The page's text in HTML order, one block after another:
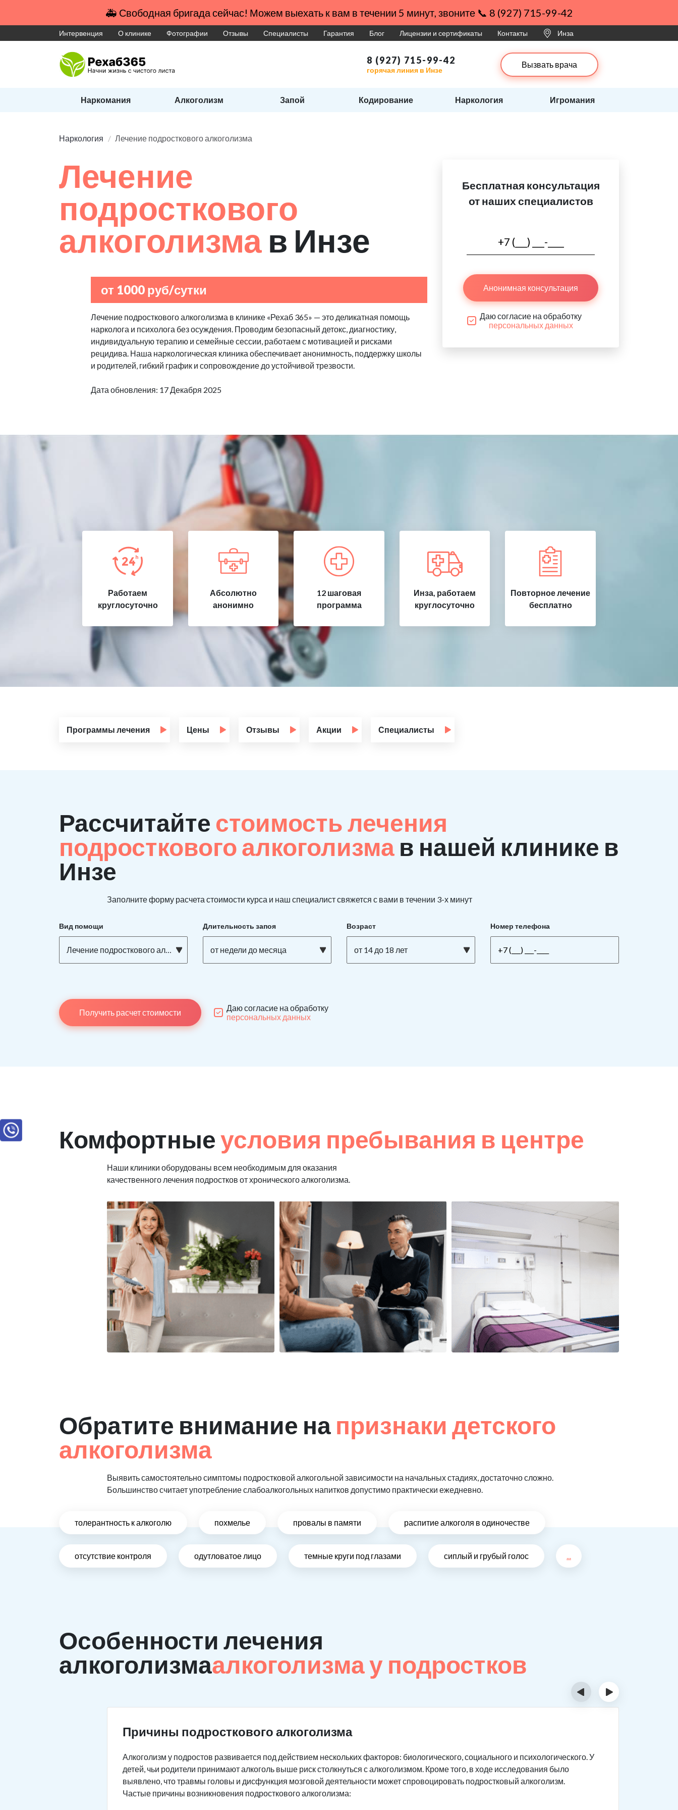
🚑 Свободная бригада сейчас! Можем выехать к вам в течении 5 минут, звоните 📞 8 (927) 715-99-42
Интервенция О клинике Фотографии Отзывы Специалисты Гарантия Блог Лицензии и сертификаты Контакты Инза
8 (927) 715-99-42
горячая линия в Инзе
Вызвать врача
Наркомания Алкоголизм Запой Кодирование Наркология Игромания
Наркология Лечение подросткового алкоголизма
Лечение
подросткового
алкоголизма в Инзе
от 1000 руб/сутки
Лечение подросткового алкоголизма в клинике «Рехаб 365» — это деликатная помощь
нарколога и психолога без осуждения. Проводим безопасный детокс, диагностику,
индивидуальную терапию и семейные сессии, работаем с мотивацией и рисками
рецидива. Наша наркологическая клиника обеспечивает анонимность, поддержку школы
и родителей, гибкий график и сопровождение до устойчивой трезвости.
Дата обновления: 17 Декабря 2025
Бесплатная консультация
от наших специалистов
Анонимная консультация
Даю согласие на обработку
персональных данных
Работаем
круглосуточно
Абсолютно
анонимно
12 шаговая
программа
Инза, работаем
круглосуточно
Повторное лечение
бесплатно
Программы лечения Цены Отзывы Акции Специалисты
Рассчитайте стоимость лечения
подросткового алкоголизма в нашей клинике в
Инзе
Заполните форму расчета стоимости курса и наш специалист свяжется с вами в течении 3-х минут
Вид помощи
Лечение подросткового алкоголизма
Длительность запоя
от недели до месяца
Возраст
от 14 до 18 лет
Номер телефона
Получить расчет стоимости
Даю согласие на обработку
персональных данных
Комфортныеусловия пребывания в центре
Наши клиники оборудованы всем необходимым для оказания
качественного лечения подростков от хронического алкоголизма.
Обратите внимание на признаки детского
алкоголизма
Выявить самостоятельно симптомы подростковой алкогольной зависимости на начальных стадиях, достаточно сложно.
Большинство считает употребление слабоалкогольных напитков допустимо практически ежедневно.
толерантность к алкоголю похмелье провалы в памяти распитие алкоголя в одиночестве
отсутствие контроля одутловатое лицо темные круги под глазами сиплый и грубый голос ...
Особенности лечения
алкоголизмаалкоголизма у подростков
Причины подросткового алкоголизма
Алкоголизм у подростов развивается под действием нескольких факторов: биологического, социального и психологического. У
детей, чьи родители принимают алкоголь выше риск столкнуться с алкоголизмом. Кроме того, в ходе исследования было
выявлено, что травмы головы и дисфункция мозговой деятельности может спровоцировать подростковый алкоголизм.
Частые причины возникновения подросткового алкоголизма:
‹ ›